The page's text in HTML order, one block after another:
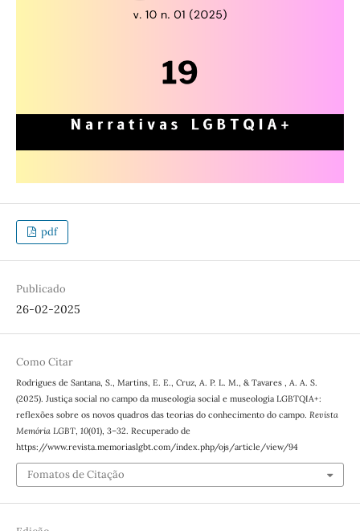
pdf
Publicado
26-02-2025
Como Citar
Rodrigues de Santana, S., Martins, E. E., Cruz, A. P. L. M., & Tavares , A. A. S.
(2025). Justiça social no campo da museologia social e museologia LGBTQIA+:
reflexões sobre os novos quadros das teorias do conhecimento do campo. Revista
Memória LGBT, 10(01), 3–32. Recuperado de
https://www.revista.memoriaslgbt.com/index.php/ojs/article/view/94
Fomatos de Citação